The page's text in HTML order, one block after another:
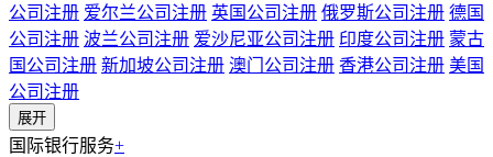
公司注册 爱尔兰公司注册 英国公司注册 俄罗斯公司注册 德国
公司注册 波兰公司注册 爱沙尼亚公司注册 印度公司注册 蒙古
国公司注册 新加坡公司注册 澳门公司注册 香港公司注册 美国
公司注册
展开
国际银行服务+